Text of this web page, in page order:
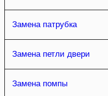
Замена патрубка
Замена петли двери
Замена помпы